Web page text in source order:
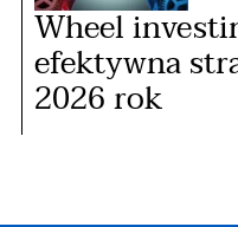
Wheel
efektywna
2026 rok